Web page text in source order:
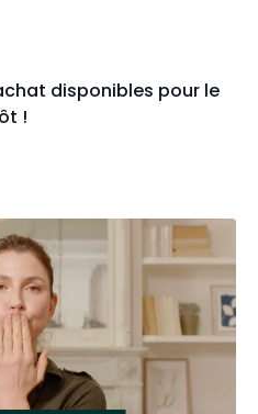
disponibles pour le
!